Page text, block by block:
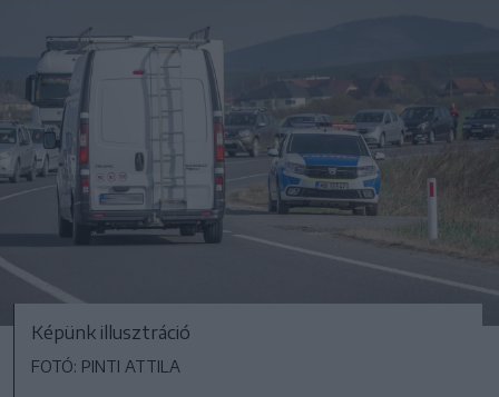
Képünk illusztráció
FOTÓ: PINTI ATTILA